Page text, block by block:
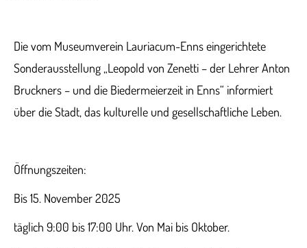
Die vom Museumverein Lauriacum-Enns eingerichtete
Sonderausstellung „Leopold von Zenetti – der Lehrer Anton
Bruckners – und die Biedermeierzeit in Enns“ informiert
über die Stadt, das kulturelle und gesellschaftliche Leben.
Öffnungszeiten:
Bis 15. November 2025
täglich 9:00 bis 17:00 Uhr. Von Mai bis Oktober.